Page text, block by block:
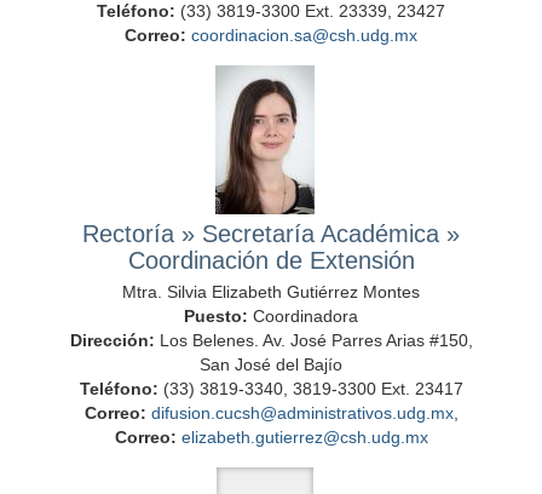
Teléfono: (33) 3819-3300 Ext. 23339, 23427
Correo: coordinacion.sa@csh.udg.mx
Rectoría » Secretaría Académica »
Coordinación de Extensión
Mtra. Silvia Elizabeth Gutiérrez Montes
Puesto: Coordinadora
Dirección: Los Belenes. Av. José Parres Arias #150,
San José del Bajío
Teléfono: (33) 3819-3340, 3819-3300 Ext. 23417
Correo: difusion.cucsh@administrativos.udg.mx,
Correo: elizabeth.gutierrez@csh.udg.mx